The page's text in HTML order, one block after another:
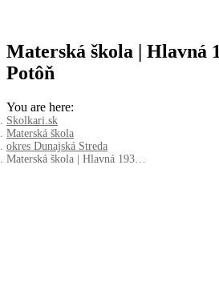
Materská škola | Hlavná
Potôň
You are here:
Skolkari.sk
Materská škola
okres Dunajská Streda
Materská škola | Hlavná 193…